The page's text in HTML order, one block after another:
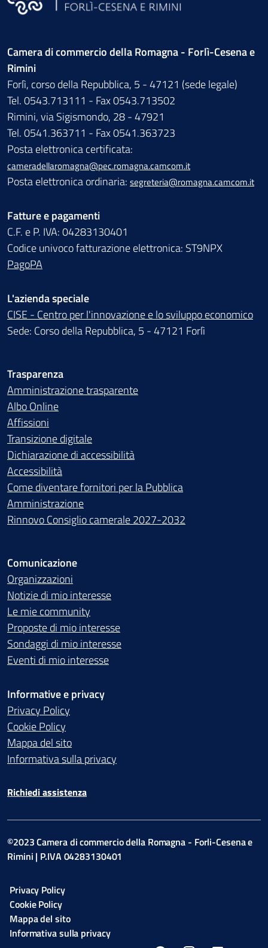
Camera di commercio della Romagna - Forlì-Cesena e
Rimini
Forlì, corso della Repubblica, 5 - 47121 (sede legale)
Tel. 0543.713111 - Fax 0543.713502
Rimini, via Sigismondo, 28 - 47921
Tel. 0541.363711 - Fax 0541.363723
Posta elettronica certificata:
cameradellaromagna@pec.romagna.camcom.it
Posta elettronica ordinaria: segreteria@romagna.camcom.it
Fatture e pagamenti
C.F. e P. IVA: 04283130401
Codice univoco fatturazione elettronica: ST9NPX
PagoPA
L'azienda speciale
CISE - Centro per l'innovazione e lo sviluppo economico
Sede: Corso della Repubblica, 5 - 47121 Forlì
Trasparenza
Amministrazione trasparente
Albo Online
Affissioni
Transizione digitale
Dichiarazione di accessibilità
Accessibilità
Come diventare fornitori per la Pubblica
Amministrazione
Rinnovo Consiglio camerale 2027-2032
Comunicazione
Organizzazioni
Notizie di mio interesse
Le mie community
Proposte di mio interesse
Sondaggi di mio interesse
Eventi di mio interesse
Informative e privacy
Privacy Policy
Cookie Policy
Mappa del sito
Informativa sulla privacy
Richiedi assistenza
©2023 Camera di commercio della Romagna - Forli-Cesena e
Rimini | P.IVA 04283130401
Privacy Policy
Cookie Policy
Mappa del sito
Informativa sulla privacy